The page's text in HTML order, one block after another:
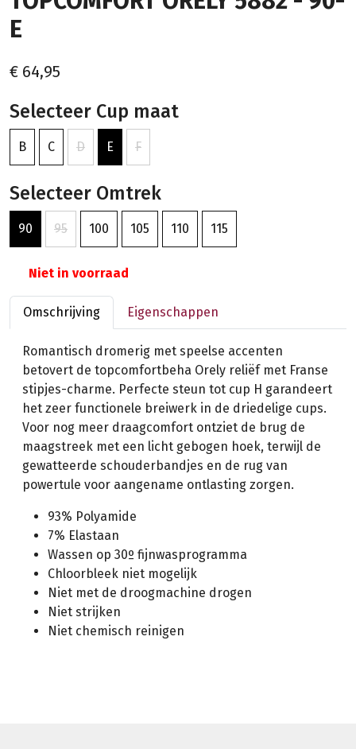
E
€ 64,95
Selecteer Cup maat
B C D E F
Selecteer Omtrek
90 95 100 105 110 115
Niet in voorraad
Omschrijving Eigenschappen
Romantisch dromerig met speelse accenten
betovert de topcomfortbeha Orely reliëf met Franse
stipjes-charme. Perfecte steun tot cup H garandeert
het zeer functionele breiwerk in de driedelige cups.
Voor nog meer draagcomfort ontziet de brug de
maagstreek met een licht gebogen hoek, terwijl de
gewatteerde schouderbandjes en de rug van
powertule voor aangename ontlasting zorgen.
93% Polyamide
7% Elastaan
Wassen op 30º fijnwasprogramma
Chloorbleek niet mogelijk
Niet met de droogmachine drogen
Niet strijken
Niet chemisch reinigen